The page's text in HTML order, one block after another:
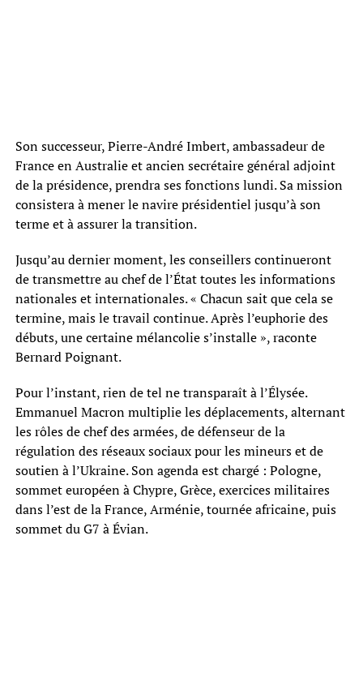
Son successeur, Pierre-André Imbert, ambassadeur de
France en Australie et ancien secrétaire général adjoint
de la présidence, prendra ses fonctions lundi. Sa mission
consistera à mener le navire présidentiel jusqu’à son
terme et à assurer la transition.
Jusqu’au dernier moment, les conseillers continueront
de transmettre au chef de l’État toutes les informations
nationales et internationales. « Chacun sait que cela se
termine, mais le travail continue. Après l’euphorie des
débuts, une certaine mélancolie s’installe », raconte
Bernard Poignant.
Pour l’instant, rien de tel ne transparaît à l’Élysée.
Emmanuel Macron multiplie les déplacements, alternant
les rôles de chef des armées, de défenseur de la
régulation des réseaux sociaux pour les mineurs et de
soutien à l’Ukraine. Son agenda est chargé : Pologne,
sommet européen à Chypre, Grèce, exercices militaires
dans l’est de la France, Arménie, tournée africaine, puis
sommet du G7 à Évian.